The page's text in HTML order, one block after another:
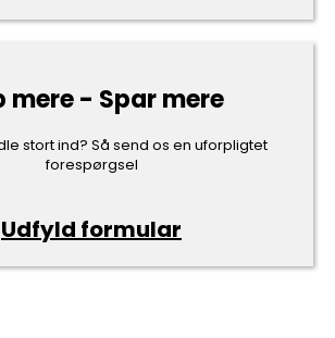
mere - Spar mere
stort ind? Så send os en uforpligtet
forespørgsel
Udfyld formular